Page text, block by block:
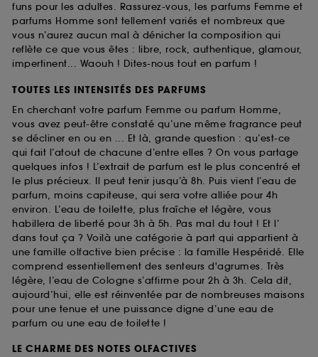
funs pour les adultes. Rassurez-vous, les parfums Femme et
parfums Homme sont tellement variés et nombreux que
vous n’aurez aucun mal à dénicher la composition qui
reflète ce que vous êtes : libre, rock, authentique, glamour,
impertinent... Waouh ! Dites-nous tout en parfum !
TOUTES LES INTENSITÉS DES PARFUMS
En cherchant votre parfum Femme ou parfum Homme,
vous avez peut-être constaté qu’une même fragrance peut
se décliner en ou en ... Et là, grande question : qu’est-ce
qui fait l’atout de chacune d’entre elles ? On vous partage
quelques infos ! L’extrait de parfum est le plus concentré et
le plus précieux. Il peut tenir jusqu’à 8h. Puis vient l’eau de
parfum, moins capiteuse, qui sera votre alliée pour 4h
environ. L’eau de toilette, plus fraîche et légère, vous
habillera de liberté pour 3h à 5h. Pas mal du tout ! Et l’
dans tout ça ? Voilà une catégorie à part qui appartient à
une famille olfactive bien précise : la famille Hespéridé. Elle
comprend essentiellement des senteurs d'agrumes. Très
légère, l’eau de Cologne s’affirme pour 2h à 3h. Cela dit,
aujourd’hui, elle est réinventée par de nombreuses maisons
pour une tenue et une puissance digne d’une eau de
parfum ou une eau de toilette !
LE CHARME DES NOTES OLFACTIVES